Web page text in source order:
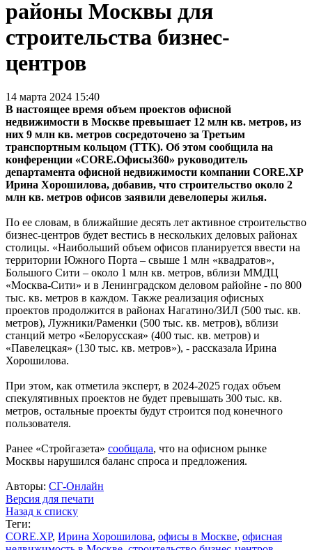
районы Москвы для
строительства бизнес-
центров
14 марта 2024 15:40
В настоящее время объем проектов офисной
недвижимости в Москве превышает 12 млн кв. метров, из
них 9 млн кв. метров сосредоточено за Третьим
транспортным кольцом (ТТК). Об этом сообщила на
конференции «CORE.Офисы360» руководитель
департамента офисной недвижимости компании CORE.XP
Ирина Хорошилова, добавив, что строительство около 2
млн кв. метров офисов заявили девелоперы жилья.
По ее словам, в ближайшие десять лет активное строительство
бизнес-центров будет вестись в нескольких деловых районах
столицы. «Наибольший объем офисов планируется ввести на
территории Южного Порта – свыше 1 млн «квадратов»,
Большого Сити – около 1 млн кв. метров, вблизи ММДЦ
«Москва-Сити» и в Ленинградском деловом райойне - по 800
тыс. кв. метров в каждом. Также реализация офисных
проектов продолжится в районах Нагатино/ЗИЛ (500 тыс. кв.
метров), Лужники/Раменки (500 тыс. кв. метров), вблизи
станций метро «Белорусская» (400 тыс. кв. метров) и
«Павелецкая» (130 тыс. кв. метров»), - рассказала Ирина
Хорошилова.
При этом, как отметила эксперт, в 2024-2025 годах объем
спекулятивных проектов не будет превышать 300 тыс. кв.
метров, остальные проекты будут строится под конечного
пользователя.
Ранее «Стройгазета» сообщала, что на офисном рынке
Москвы нарушился баланс спроса и предложения.
Авторы: СГ-Онлайн
Версия для печати
Назад к списку
Теги:
CORE.XP, Ирина Хорошилова, офисы в Москве, офисная